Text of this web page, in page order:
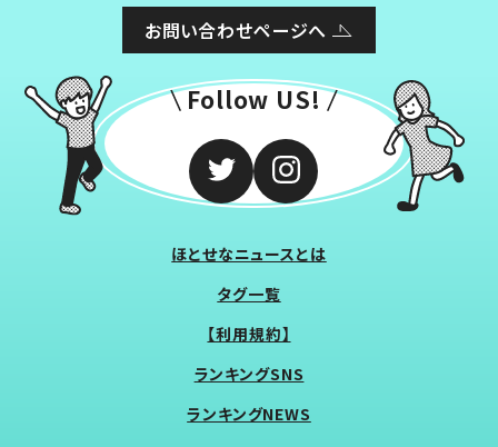
お問い合わせページへ
Follow US!
ほとせなニュースとは
タグ一覧
【利用規約】
ランキングSNS
ランキングNEWS